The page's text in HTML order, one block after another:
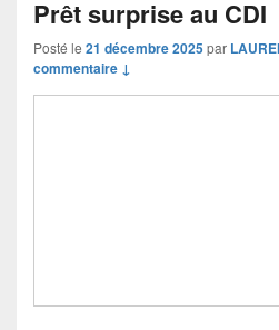
Prêt surprise au CDI
Posté le 21 décembre 2025par
commentaire ↓